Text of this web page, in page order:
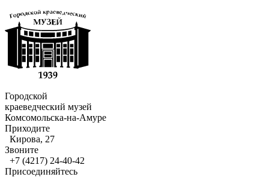
Городской
краеведческий музей
Комсомольска-на-Амуре
Приходите
Кирова, 27
Звоните
+7 (4217) 24-40-42
Присоединяйтесь